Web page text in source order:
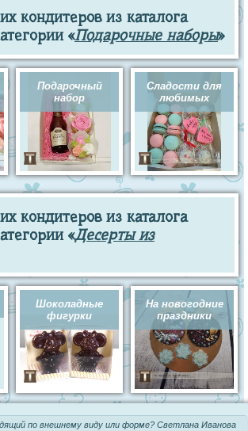
кондитеров из каталога
«Подарочные наборы»
Подарочный
набор
Сладости для
любимых
кондитеров из каталога
«Десерты из
Шоколадные
фигурки
На новогодние
праздники
по внешнему виду или форме? Светлана Иванова